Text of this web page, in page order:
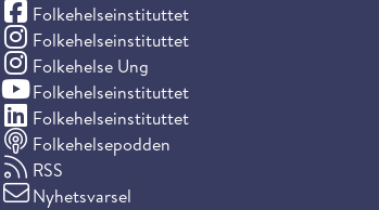
Folkehelseinstituttet
(Facebook)
Folkehelseinstituttet
(Instagram)
Folkehelse Ung
(Instagram)
Folkehelseinstituttet
(YouTube)
Folkehelseinstituttet
(LinkedIn)
Folkehelsepodden
RSS
Nyhetsvarsel